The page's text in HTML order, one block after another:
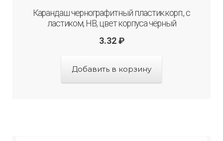
Карандаш чернографитный плаcтик.корп., с
ластиком, HB, цвет корпуса чёрный
3.32 ₽
Добавить в корзину